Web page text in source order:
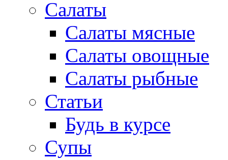
Салаты
Салаты мясные
Салаты овощные
Салаты рыбные
Статьи
Будь в курсе
Супы